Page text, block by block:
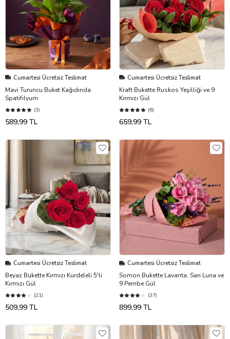
Cumartesi Ücretsiz Teslimat
Mavi Turuncu Buket Kağıdında
Spatifilyum
(3)
589,99 TL
Cumartesi Ücretsiz Teslimat
Kraft Bukette Ruskos Yeşilliği ve 9
Kırmızı Gül
(6)
659,99 TL
Cumartesi Ücretsiz Teslimat
Beyaz Bukette Kırmızı Kurdeleli 5'li
Kırmızı Gül
(21)
509,99 TL
Cumartesi Ücretsiz Teslimat
Somon Bukette Lavanta, Sarı Luna ve
9 Pembe Gül
(37)
899,99 TL